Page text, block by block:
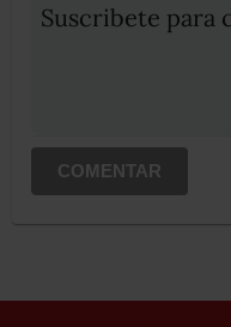
Suscribete para
COMENTAR